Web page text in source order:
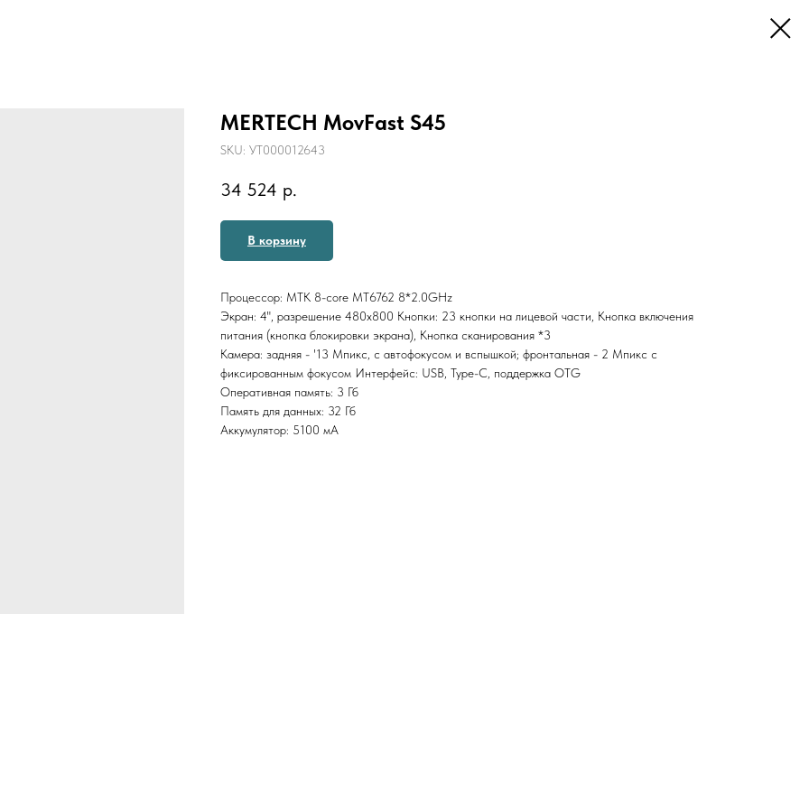
MERTECH MovFast S45
SKU: УТ000012643
34 524 р.
В корзину
Процессор: MTK 8-core MT6762 8*2.0GHz
Экран: 4", разрешение 480х800 Кнопки: 23 кнопки на лицевой части, Кнопка включения
питания (кнопка блокировки экрана), Кнопка сканирования *3
Камера: задняя - '13 Мпикс, с автофокусом и вспышкой; фронтальная - 2 Мпикс с
фиксированным фокусом Интерфейс: USB, Type-C, поддержка OTG
Оперативная память: 3 Гб
Память для данных: 32 Гб
Аккумулятор: 5100 мА